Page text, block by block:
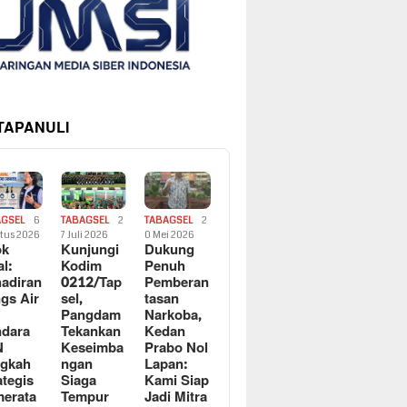
6
2026
Air
TABAGSEL
2
7 Juli 2026
Kunjungi
Kodim
0212/Tap
sel,
Pangdam
Tekankan
Keseimba
ngan
Siaga
Tempur
TABAGSEL
2
0 Mei 2026
Dukung
Penuh
Pemberan
tasan
Narkoba,
Kedan
Prabo Nol
Lapan:
Kami Siap
Jadi Mitra